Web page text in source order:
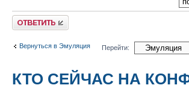
Ответить
Вернуться в Эмуляция Перейти:
КТО СЕЙЧАС НА